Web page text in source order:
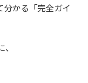
分かる「完全ガイ